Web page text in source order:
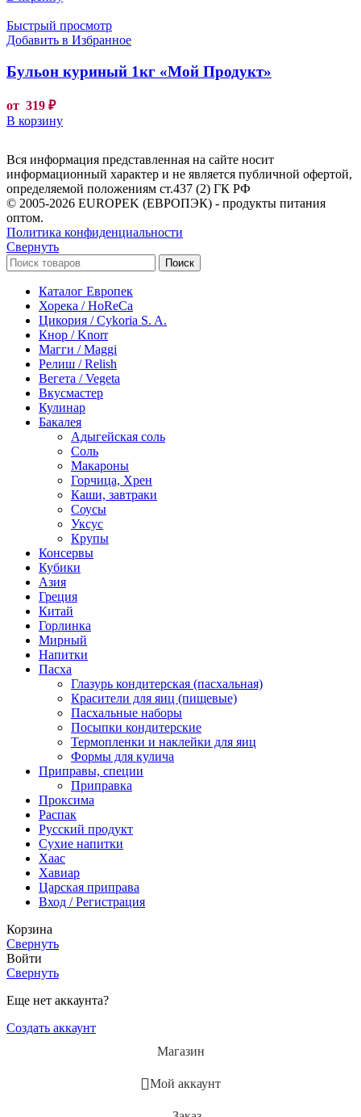
Быстрый просмотр
Добавить в Избранное
Бульон куриный 1кг «Мой Продукт»
от 319 ₽
В корзину
Вся информация представленная на сайте носит
информационный характер и не является публичной офертой,
определяемой положениям ст.437 (2) ГК РФ
© 2005-2026 EUROPEK (ЕВРОПЭК) - продукты питания
оптом.
Политика конфиденциальности
Свернуть
Поиск
Каталог Европек
Хорека / HoReCa
Цикория / Cykoria S. A.
Кнор / Knorr
Магги / Maggi
Релиш / Relish
Вегета / Vegeta
Вкусмастер
Кулинар
Бакалея
Адыгейская соль
Соль
Макароны
Горчица, Хрен
Каши, завтраки
Соусы
Уксус
Крупы
Консервы
Кубики
Азия
Греция
Китай
Горлинка
Мирный
Напитки
Пасха
Глазурь кондитерская (пасхальная)
Красители для яиц (пищевые)
Пасхальные наборы
Посыпки кондитерские
Термопленки и наклейки для яиц
Формы для кулича
Приправы, специи
Приправка
Проксима
Распак
Русский продукт
Сухие напитки
Хаас
Хавиар
Царская приправа
Вход / Регистрация
Корзина
Свернуть
Войти
Свернуть
Еще нет аккаунта?
Создать аккаунт
Магазин
Мой аккаунт